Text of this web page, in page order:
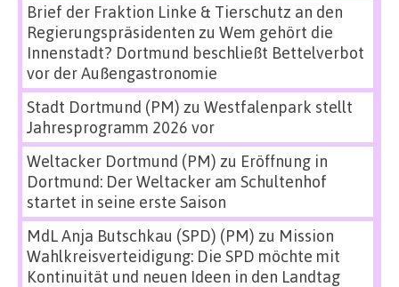
Brief der Fraktion Linke & Tierschutz an den
Regierungspräsidenten zu Wem gehört die
Innenstadt? Dortmund beschließt Bettelverbot
vor der Außengastronomie
Stadt Dortmund (PM) zu Westfalenpark stellt
Jahresprogramm 2026 vor
Weltacker Dortmund (PM) zu Eröffnung in
Dortmund: Der Weltacker am Schultenhof
startet in seine erste Saison
MdL Anja Butschkau (SPD) (PM) zu Mission
Wahlkreisverteidigung: Die SPD möchte mit
Kontinuität und neuen Ideen in den Landtag